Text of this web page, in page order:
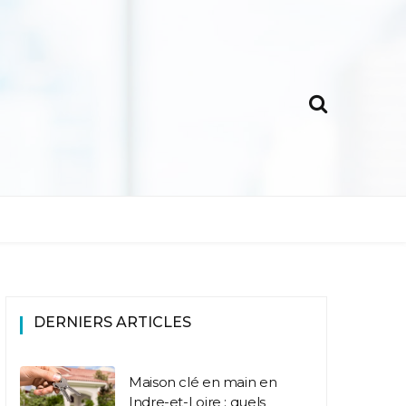
DERNIERS ARTICLES
Maison clé en main en
Indre-et-Loire : quels